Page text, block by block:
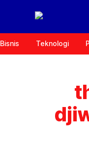
Bisnis Teknologi